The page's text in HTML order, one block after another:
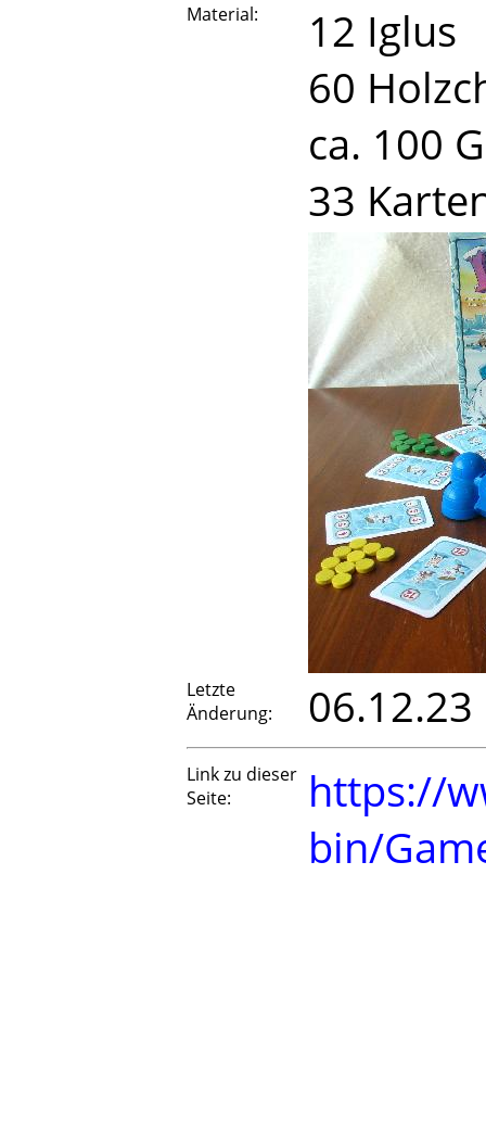
Material:
12 Iglus
60
ca. 100
33
Letzte
Änderung:
06.12.23
Link zu dieser
Seite:
https://
bin/